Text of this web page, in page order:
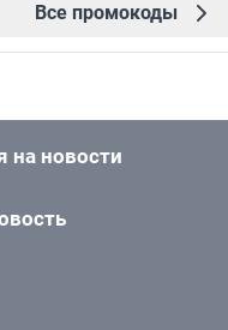
Все промокоды
на новости